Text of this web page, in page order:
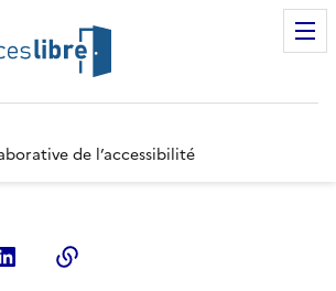
de l’accessibilité
Twitter)
Linkedin